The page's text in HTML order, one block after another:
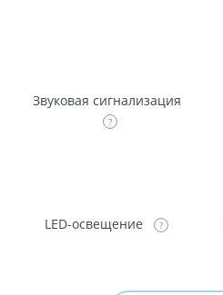
Звуковая сигнализация
LED-освещение